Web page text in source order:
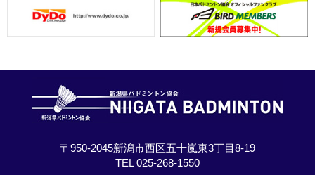
〒950-2045新潟市西区五十嵐東3丁目8-19
TEL 025-268-1550